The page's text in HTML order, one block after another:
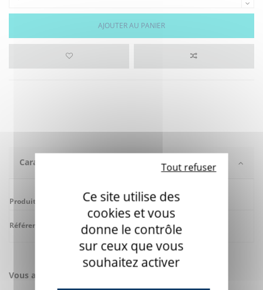
AJOUTER AU PANIER
Caractéristiques
Produit apparenté Lightwriter
Référence 7L1740051
Vous aimerez aussi
Ce site utilise des
cookies et vous
donne le contrôle
sur ceux que vous
souhaitez activer
Tout refuser